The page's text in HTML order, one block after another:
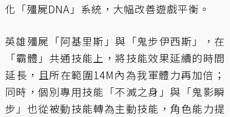
化「殭屍DNA」系統，大幅改善遊戲平衡。
英雄殭屍「阿基里斯」與「鬼步伊西斯」，在
「霸體」共通技能上，將技能效果延續的時間
延長，且所在範圍14M內為我軍體力再加倍；
同時，個別專用技能「不滅之身」與「鬼影瞬
步」也從被動技能轉為主動技能，角色能力提